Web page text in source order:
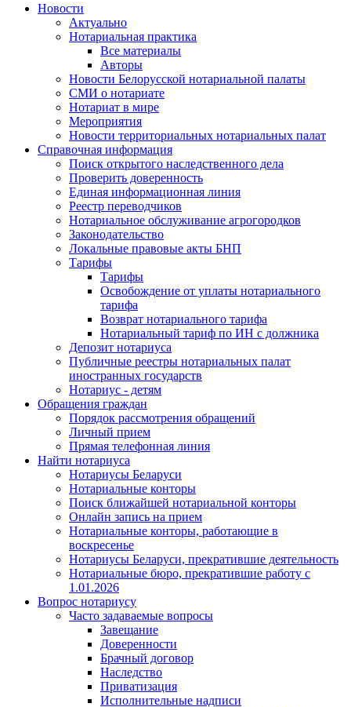
Новости
Актуально
Нотариальная практика
Все материалы
Авторы
Новости Белорусской нотариальной палаты
СМИ о нотариате
Нотариат в мире
Мероприятия
Новости территориальных нотариальных палат
Справочная информация
Поиск открытого наследственного дела
Проверить доверенность
Единая информационная линия
Реестр переводчиков
Нотариальное обслуживание агрогородков
Законодательство
Локальные правовые акты БНП
Тарифы
Тарифы
Освобождение от уплаты нотариального
тарифа
Возврат нотариального тарифа
Нотариальный тариф по ИН с должника
Депозит нотариуса
Публичные реестры нотариальных палат
иностранных государств
Нотариус - детям
Обращения граждан
Порядок рассмотрения обращений
Личный прием
Прямая телефонная линия
Найти нотариуса
Нотариусы Беларуси
Нотариальные конторы
Поиск ближайшей нотариальной конторы
Онлайн запись на прием
Нотариальные конторы, работающие в
воскресенье
Нотариусы Беларуси, прекратившие деятельность
Нотариальные бюро, прекратившие работу с
1.01.2026
Вопрос нотариусу
Часто задаваемые вопросы
Завещание
Доверенности
Брачный договор
Наследство
Приватизация
Исполнительные надписи